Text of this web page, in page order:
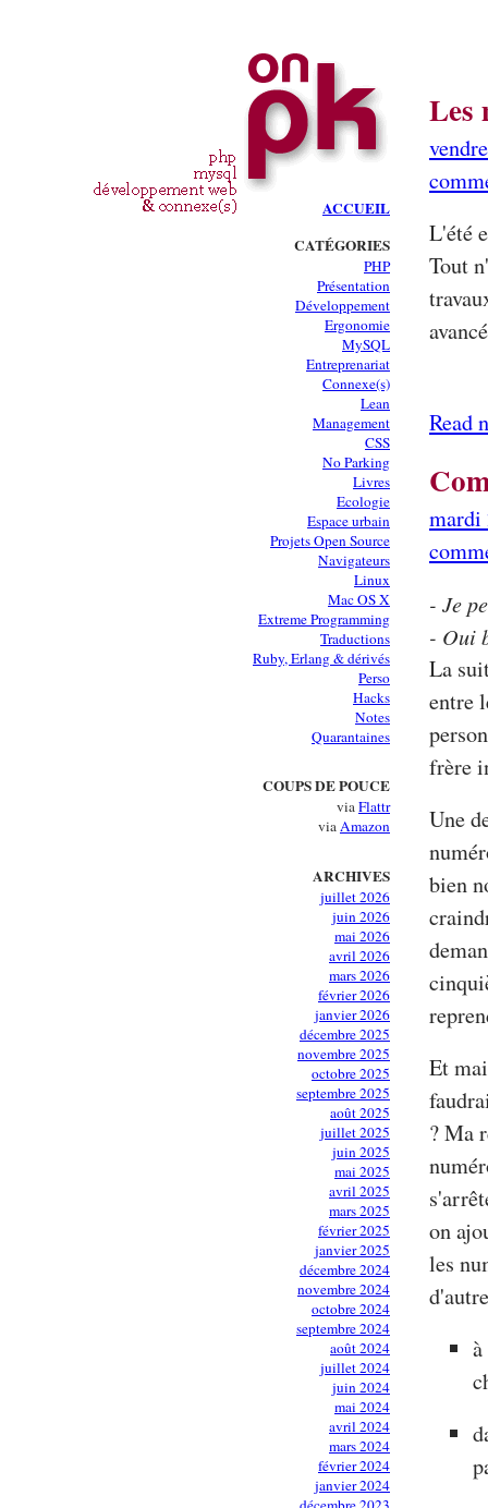
ACCUEIL
CATÉGORIES
PHP
Présentation
Développement
Ergonomie
MySQL
Entreprenariat
Connexe(s)
Lean
Management
CSS
No Parking
Livres
Ecologie
Espace urbain
Projets Open Source
Navigateurs
Linux
Mac OS X
Extreme Programming
Traductions
Ruby, Erlang & dérivés
Perso
Hacks
Notes
Quarantaines
COUPS DE POUCE
viaFlattr
viaAmazon
ARCHIVES
juillet 2026
juin 2026
mai 2026
avril 2026
mars 2026
février 2026
janvier 2026
décembre 2025
novembre 2025
octobre 2025
septembre 2025
août 2025
juillet 2025
juin 2025
mai 2025
avril 2025
mars 2025
février 2025
janvier 2025
décembre 2024
novembre 2024
octobre 2024
septembre 2024
août 2024
juillet 2024
juin 2024
mai 2024
avril 2024
mars 2024
février 2024
janvier 2024
Les
L'été
Tout
Read
mardi
- Je
- Oui
La
entre
frère
Une
bien
Et
? Ma
on
les